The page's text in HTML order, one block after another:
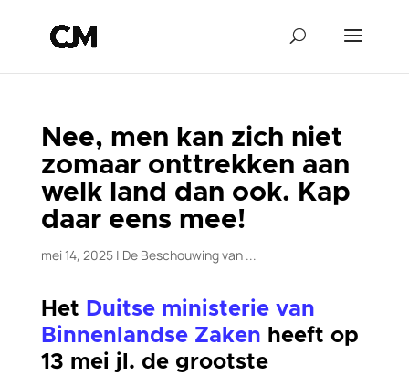
Nee, men kan zich niet
zomaar onttrekken aan
welk land dan ook. Kap
daar eens mee!
mei 14, 2025| De Beschouwing van ...
Het Duitse ministerie van
Binnenlandse Zaken heeft op
13 mei jl. de grootste